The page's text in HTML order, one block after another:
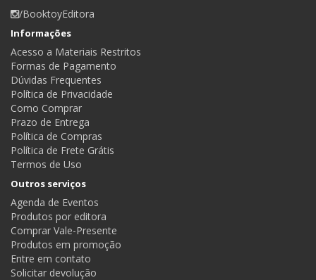
/BooktoyEditora
Informações
Acesso a Materiais Restritos
Formas de Pagamento
Dúvidas Frequentes
Política de Privacidade
Como Comprar
Prazo de Entrega
Política de Compras
Política de Frete Grátis
Termos de Uso
Outros serviços
Agenda de Eventos
Produtos por editora
Comprar Vale-Presente
Produtos em promoção
Entre em contato
Solicitar devolução